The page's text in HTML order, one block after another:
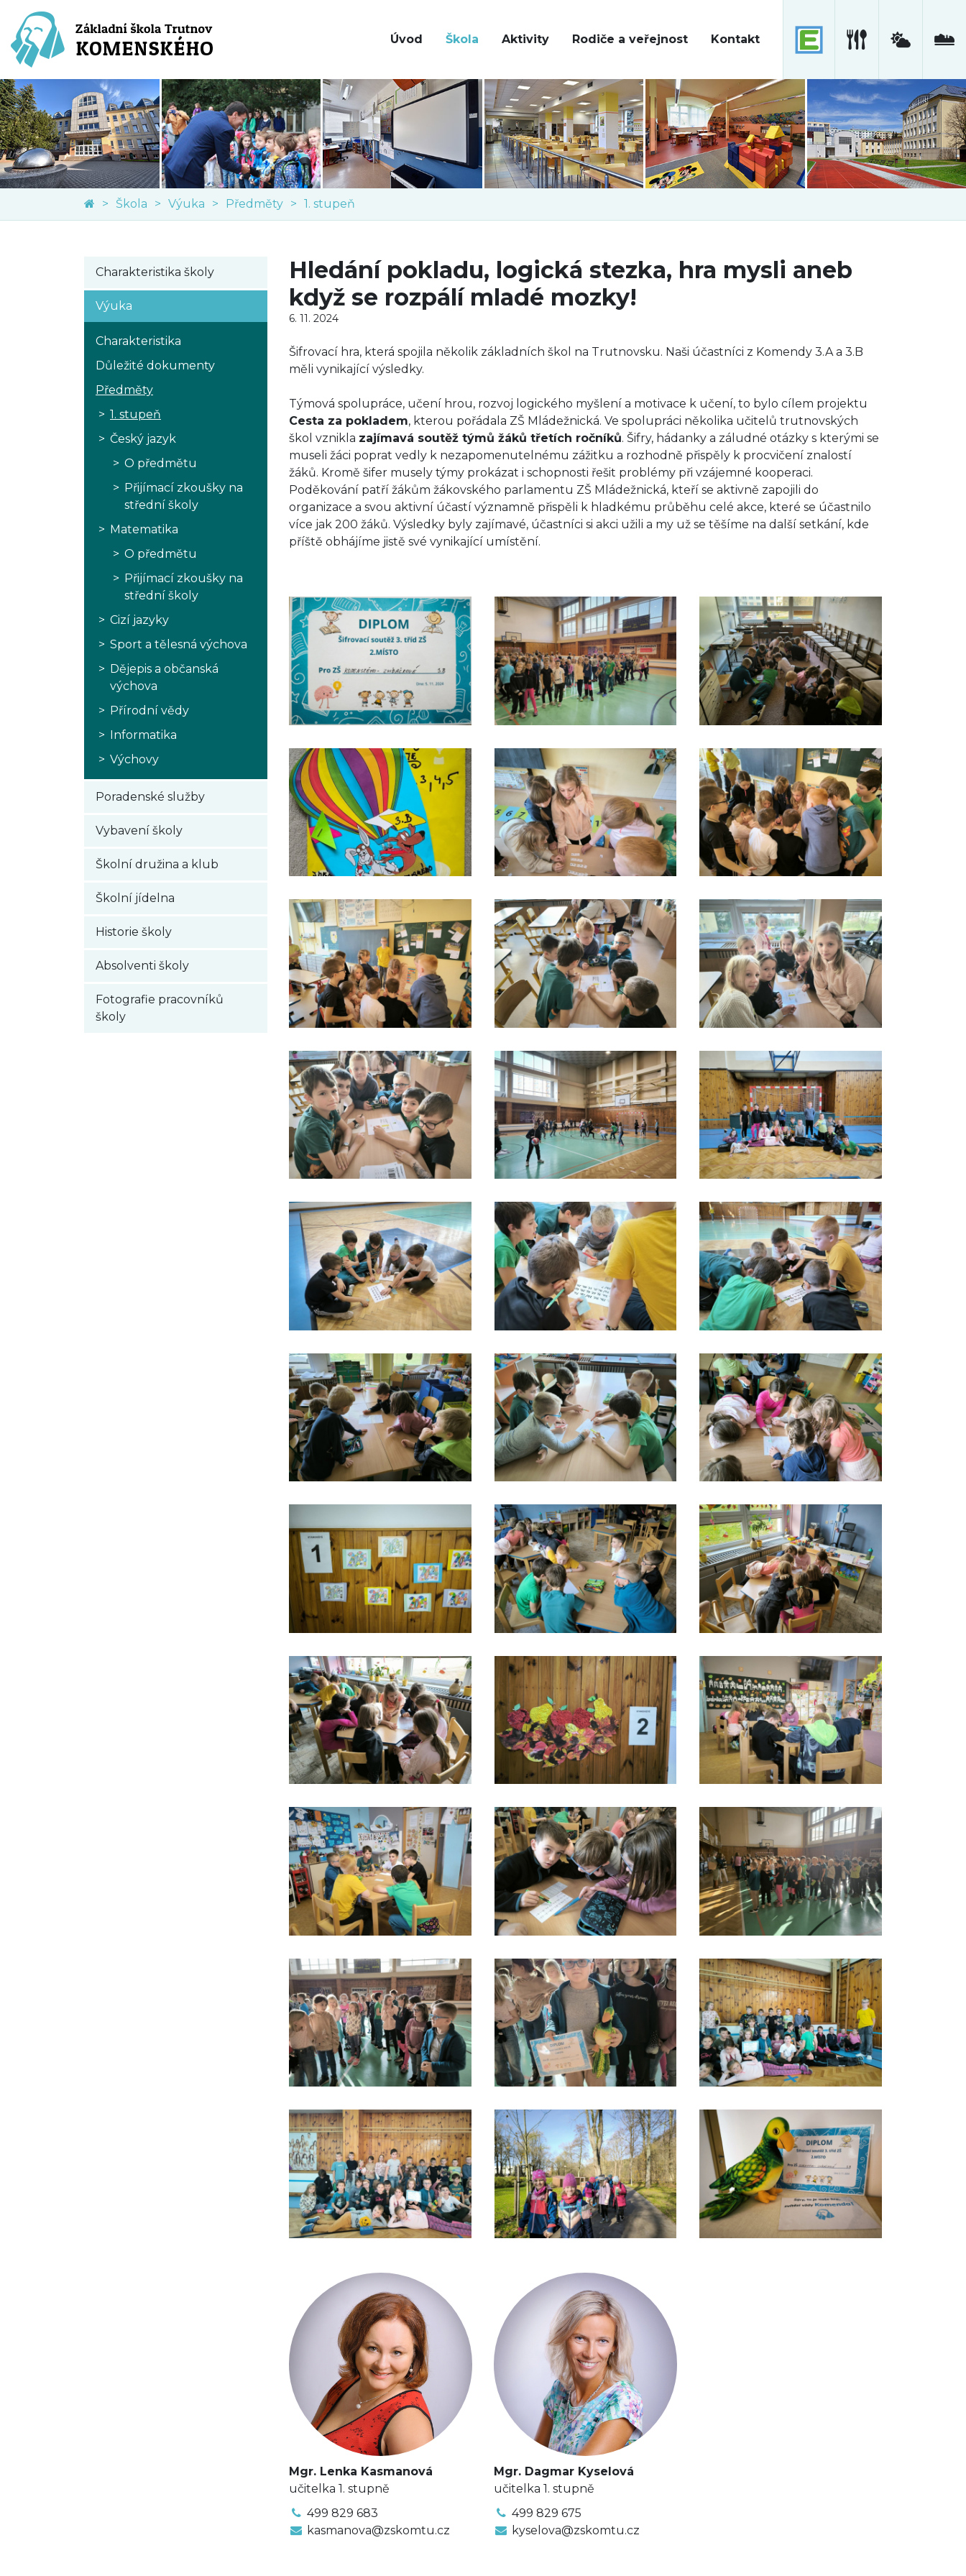
Úvod Škola Aktivity Rodiče a veřejnost Kontakt
Škola Výuka Předměty 1. stupeň
Charakteristika školy
Výuka
Charakteristika
Důležité dokumenty
Předměty
1. stupeň
Český jazyk
O předmětu
Přijímací zkoušky na
střední školy
Matematika
O předmětu
Přijímací zkoušky na
střední školy
Cizí jazyky
Sport a tělesná výchova
Dějepis a občanská
výchova
Přírodní vědy
Informatika
Výchovy
Poradenské služby
Vybavení školy
Školní družina a klub
Školní jídelna
Historie školy
Absolventi školy
Fotografie pracovníků
školy
Hledání pokladu, logická stezka, hra mysli aneb
když se rozpálí mladé mozky!
6. 11. 2024
Šifrovací hra, která spojila několik základních škol na Trutnovsku. Naši účastníci z Komendy 3.A a 3.B
měli vynikající výsledky.
Týmová spolupráce, učení hrou, rozvoj logického myšlení a motivace k učení, to bylo cílem projektu
Cesta za pokladem, kterou pořádala ZŠ Mládežnická. Ve spolupráci několika učitelů trutnovských
škol vznikla zajímavá soutěž týmů žáků třetích ročníků. Šifry, hádanky a záludné otázky s kterými se
museli žáci poprat vedly k nezapomenutelnému zážitku a rozhodně přispěly k procvičení znalostí
žáků. Kromě šifer musely týmy prokázat i schopnosti řešit problémy při vzájemné kooperaci.
Poděkování patří žákům žákovského parlamentu ZŠ Mládežnická, kteří se aktivně zapojili do
organizace a svou aktivní účastí významně přispěli k hladkému průběhu celé akce, které se účastnilo
více jak 200 žáků. Výsledky byly zajímavé, účastníci si akci užili a my už se těšíme na další setkání, kde
příště obhájíme jistě své vynikající umístění.
Mgr. Lenka Kasmanová
učitelka 1. stupně
499 829 683
kasmanova@zskomtu.cz
Mgr. Dagmar Kyselová
učitelka 1. stupně
499 829 675
kyselova@zskomtu.cz